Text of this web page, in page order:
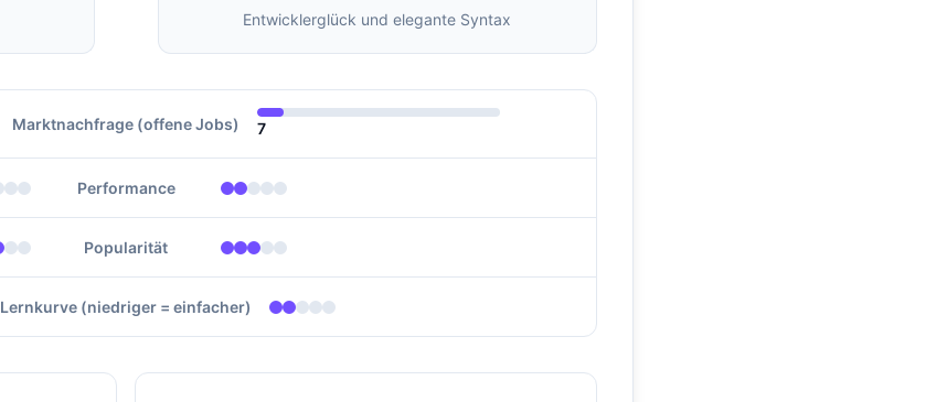
Entwicklerglück und elegante Syntax
Marktnachfrage (offene Jobs) 7
Performance
Popularität
Lernkurve (niedriger = einfacher)